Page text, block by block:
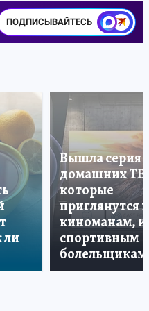
ПОДПИСЫВАЙТЕСЬ
ли
Вышла серия
домашних ТВ,
которые
приглянутся и
киноманам, и
спортивным
болельщикам